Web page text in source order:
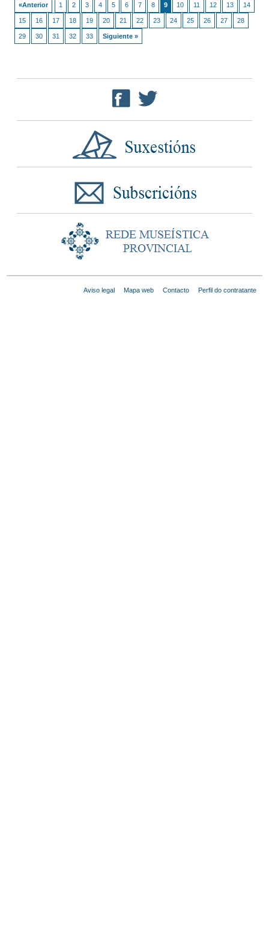
«Anterior 1 2 3 4 5 6 7 8 9 10 11 12 13 14
15 16 17 18 19 20 21 22 23 24 25 26 27 28
29 30 31 32 33 Siguiente »
Aviso legal Mapa web Contacto Perfil do contratante